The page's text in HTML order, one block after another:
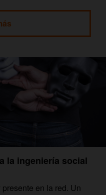
la ingeniería social
en la red. Un